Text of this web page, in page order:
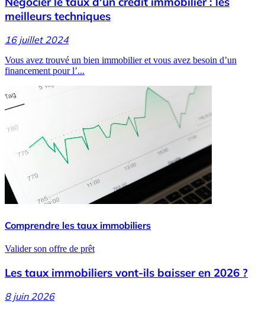
meilleurs techniques
16 juillet 2024
Vous avez trouvé un bien immobilier et vous avez besoin d’un
financement pour l’...
Comprendre les taux immobiliers
Valider son offre de prêt
Les taux immobiliers vont-ils baisser en 2026 ?
8 juin 2026